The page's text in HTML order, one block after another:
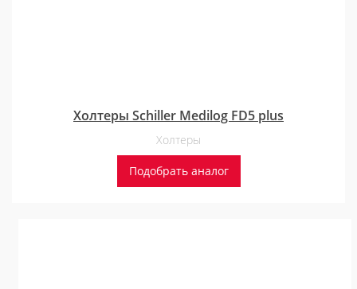
Холтеры Schiller Medilog FD5 plus
Холтеры
Подобрать аналог